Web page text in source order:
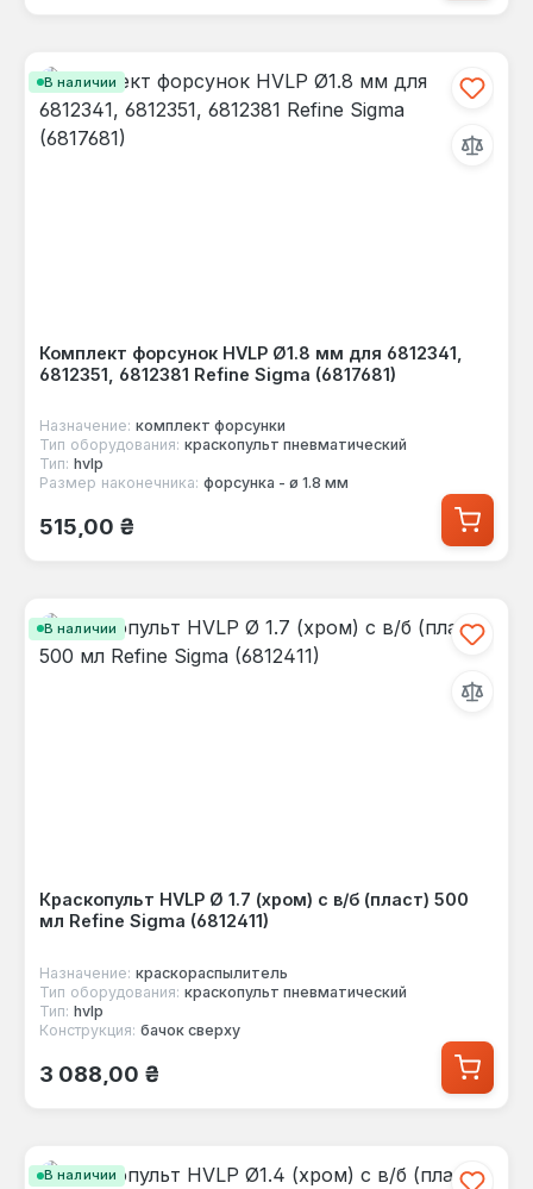
В наличии
Комплект форсунок HVLP Ø1.8 мм для 6812341,
6812351, 6812381 Refine Sigma (6817681)
Назначение: комплект форсунки
Тип оборудования: краскопульт пневматический
Тип: hvlp
Размер наконечника: форсунка - ø 1.8 мм
Обычная цена:
515,00 ₴
В наличии
Краскопульт HVLP Ø 1.7 (хром) с в/б (пласт) 500
мл Refine Sigma (6812411)
Назначение: краскораспылитель
Тип оборудования: краскопульт пневматический
Тип: hvlp
Конструкция: бачок сверху
Обычная цена:
3 088,00 ₴
В наличии